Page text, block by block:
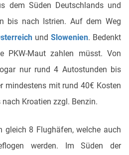
dem Süden Deutschlands und
bis nach Istrien. Auf dem Weg
undSlowenien. Bedenkt
PKW-Maut zahlen müsst. Von
nur rund 4 Autostunden bis
mindestens mit rund 40€ Kosten
Kroatien zzgl. Benzin.
gleich 8 Flughäfen, welche auch
werden. Im Süden der